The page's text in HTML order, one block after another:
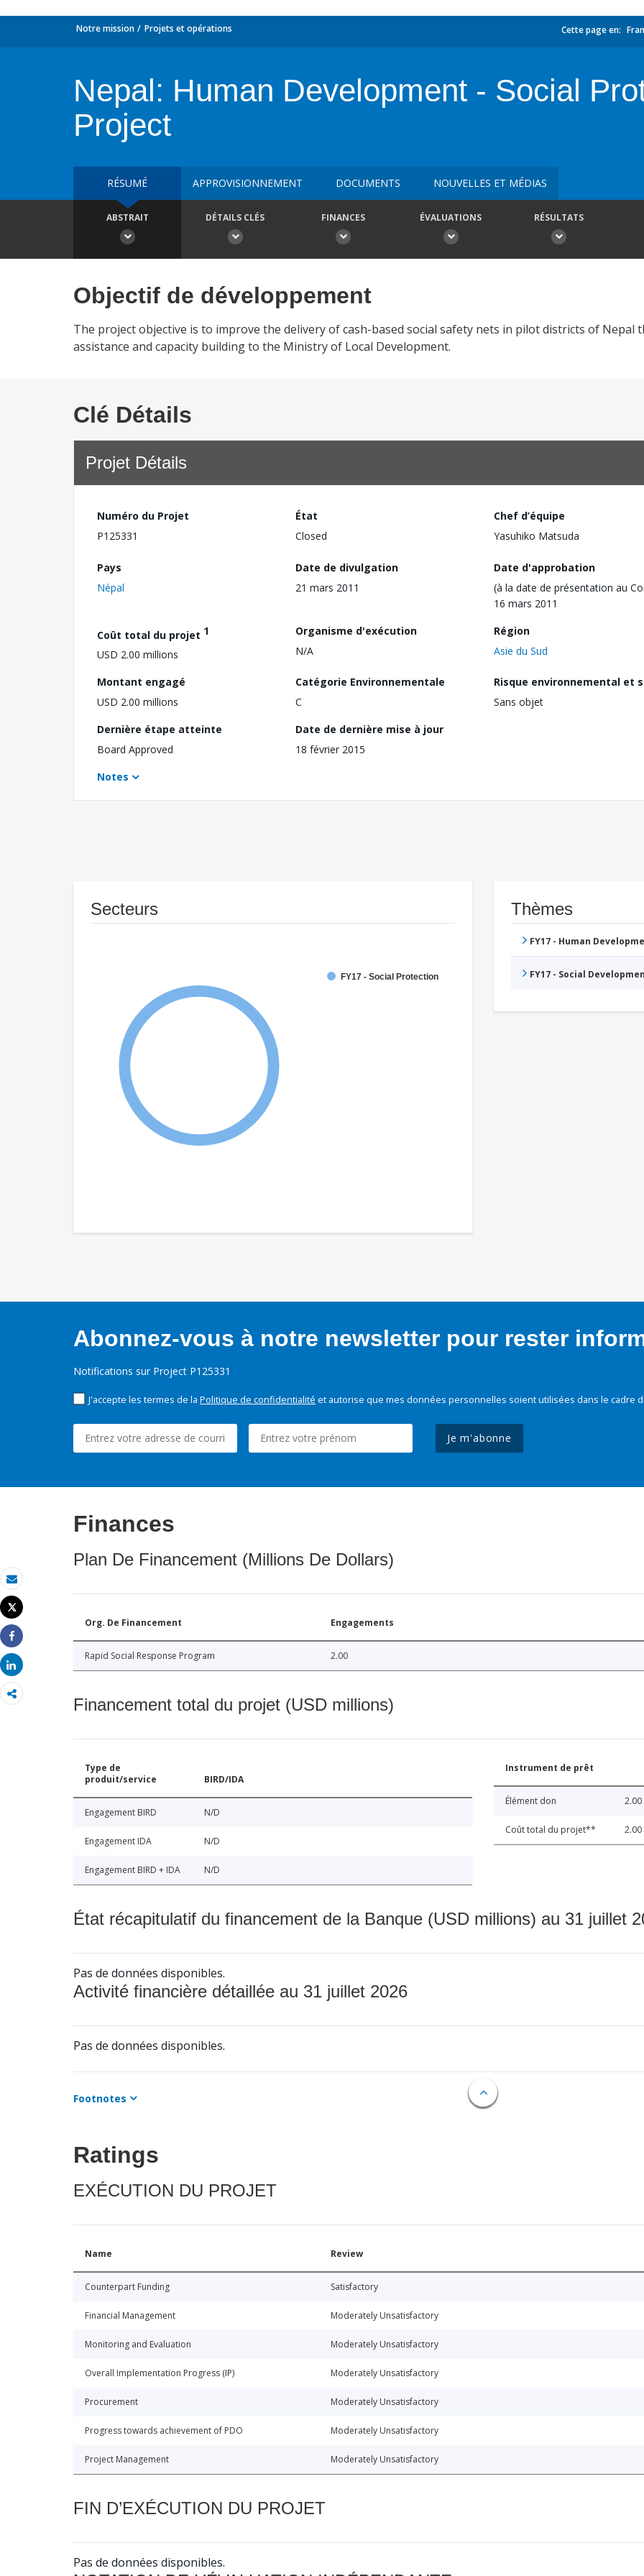
Email
Imprimer
Tweet
Share
Share
Notre mission Projets et opérations Cette page en:
Nepal: Human Development - Social
Project
RÉSUMÉ APPROVISIONNEMENT DOCUMENTS NOUVELLES ET MÉDIAS
ABSTRAIT DÉTAILS CLÉS FINANCES ÉVALUATIONS RÉSULTATS
Objectif de développement
The project objective is to improve the delivery of cash-based social safety nets in pilot districts of Nepal
assistance and capacity building to the Ministry of Local Development.
Clé Détails
Projet Détails
Numéro du Projet
P125331
État
Closed
Chef d’équipe
Yasuhiko Matsuda
Pays
Népal
Date de divulgation
21 mars 2011
Date d'approbation
(à la date de présentation au
16 mars 2011
Coût total du projet 1
USD 2.00 millions
Organisme d'exécution
N/A
Région
Asie du Sud
Montant engagé
USD 2.00 millions
Catégorie Environnementale
C
Risque environnemental et
Sans objet
Dernière étape atteinte
Board Approved
Date de dernière mise à jour
18 février 2015
Notes
Secteurs
FY17 - Social Protection
Thèmes
FY17 - Human
FY17 - Social
Abonnez-vous à notre newsletter pour rester
Notifications sur Project P125331
J'accepte les termes de la Politique de confidentialité et autorise que mes données personnelles soient utilisées dans le cadre
Je m'abonne
Finances
Plan De Financement (Millions De Dollars)
Org. De Financement Engagements
Rapid Social Response Program 2.00
Financement total du projet (USD millions)
Type de
produit/service
BIRD/IDA
Engagement BIRD N/D
Engagement IDA N/D
Engagement BIRD + IDA N/D
Instrument de prêt
Élément don 2.00
Coût total du projet** 2.00
État récapitulatif du financement de la Banque (USD millions) au 31 juillet
Pas de données disponibles.
Activité financière détaillée au 31 juillet 2026
Pas de données disponibles.
Footnotes
Ratings
EXÉCUTION DU PROJET
Name Review
Counterpart Funding Satisfactory
Financial Management Moderately Unsatisfactory
Monitoring and Evaluation Moderately Unsatisfactory
Overall Implementation Progress (IP) Moderately Unsatisfactory
Procurement Moderately Unsatisfactory
Progress towards achievement of PDO Moderately Unsatisfactory
Project Management Moderately Unsatisfactory
FIN D’EXÉCUTION DU PROJET
Pas de données disponibles.